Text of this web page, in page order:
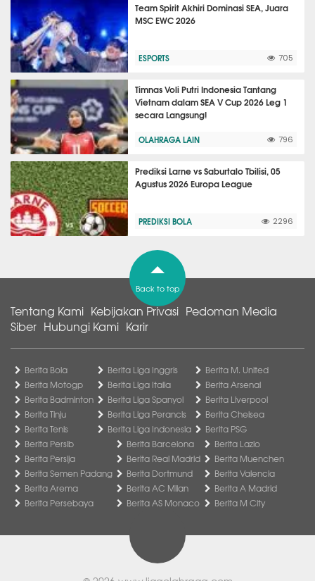
Team Spirit Akhiri Dominasi SEA, Juara
MSC EWC 2026
ESPORTS 705
Timnas Voli Putri Indonesia Tantang
Vietnam dalam SEA V Cup 2026 Leg 1
secara Langsung!
OLAHRAGA LAIN 796
Prediksi Larne vs Saburtalo Tbilisi, 05
Agustus 2026 Europa League
PREDIKSI BOLA 2296
Back to top
Tentang Kami Kebijakan Privasi Pedoman Media
Siber Hubungi Kami Karir
Berita Bola
Berita Motogp
Berita Badminton
Berita Tinju
Berita Tenis
Berita Liga Inggris
Berita Liga Italia
Berita Liga Spanyol
Berita Liga Perancis
Berita Liga Indonesia
Berita M. United
Berita Arsenal
Berita Liverpool
Berita Chelsea
Berita PSG
Berita Persib
Berita Persija
Berita Semen Padang
Berita Arema
Berita Persebaya
Berita Barcelona
Berita Real Madrid
Berita Dortmund
Berita AC Milan
Berita AS Monaco
Berita Lazio
Berita Muenchen
Berita Valencia
Berita A Madrid
Berita M City